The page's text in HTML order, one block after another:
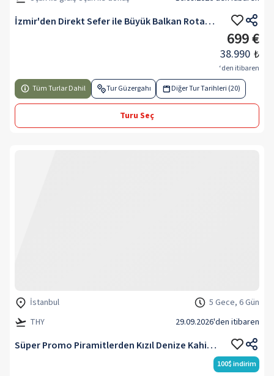
İzmir'den Direkt Sefer ile Büyük Balkan Rotası V2
699 €
38.990 ₺
‘den itibaren
Tüm Turlar Dahil
Tur Güzergahı Diğer Tur Tarihleri (20)
Turu Seç
İstanbul
5 Gece, 6 Gün
THY
29.09.2026'den itibaren
Süper Promo Piramitlerden Kızıl Denize Kahire & Sharm El Sheikh Turu Rotası V4
100$indirim